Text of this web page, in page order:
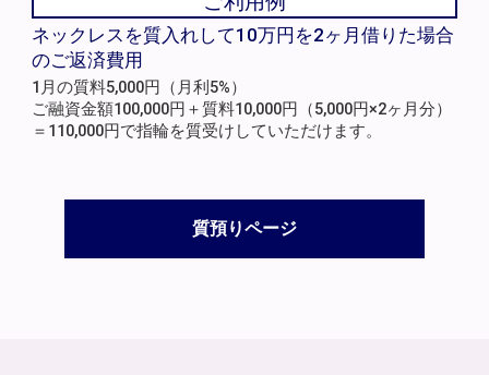
ネックレスを質入れして10万円を2ヶ月借りた場合
のご返済費用
1月の質料5,000円（月利5%）
ご融資金額100,000円＋質料10,000円（5,000円×2ヶ月分）
＝110,000円で指輪を質受けしていただけます。
質預りページ